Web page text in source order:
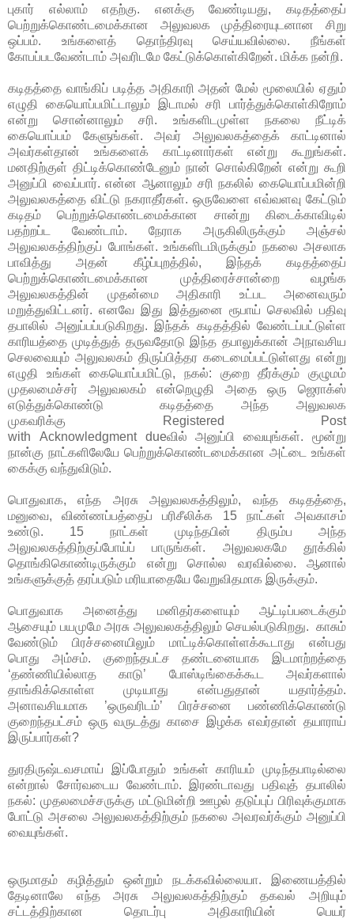
புகார் எல்லாம் எதற்கு. எனக்கு வேண்டியது, கடிதத்தைப்
பெற்றுக்கொண்டமைக்கான அலுவலக முத்திரையுடனான சிறு
ஒப்பம். உங்களைத் தொந்திரவு செய்யவில்லை. நீங்கள்
கோபப்படவேண்டாம் அவரிடமே கேட்டுக்கொள்கிறேன். மிக்க நன்றி.
கடிதத்தை வாங்கிப் படித்த அதிகாரி அதன் மேல் மூலையில் ஏதும்
எழுதி கையொப்பமிட்டாலும் இடாமல் சரி பார்த்துக்கொள்கிறோம்
என்று சொன்னாலும் சரி. உங்களிடமுள்ள நகலை நீட்டிக்
கையொப்பம் கேளுங்கள். அவர் அலுவலகத்தைக் காட்டினால்
அவர்கள்தான் உங்களைக் காட்டினார்கள் என்று கூறுங்கள்.
மனதிற்குள் திட்டிக்கொண்டேனும் நான் சொல்கிறேன் என்று கூறி
அனுப்பி வைப்பார். என்ன ஆனாலும் சரி நகலில் கையொப்பமின்றி
அலுவலகத்தை விட்டு நகராதீர்கள். ஒருவேளை எவ்வளவு கேட்டும்
கடிதம் பெற்றுக்கொண்டமைக்கான சான்று கிடைக்காவிடில்
பதற்றப்ட வேண்டாம். நேராக அருகிலிருக்கும் அஞ்சல்
அலுவலகத்திற்குப் போங்கள். உங்களிடமிருக்கும் நகலை அசலாக
பாவித்து அதன் கீழ்ப்புறத்தில், இந்தக் கடிதத்தைப்
பெற்றுக்கொண்டமைக்கான முத்திரைச்சான்றை வழங்க
அலுவலகத்தின் முதன்மை அதிகாரி உட்பட அனைவரும்
மறுத்துவிட்டனர். எனவே இது இத்துனை ரூபாய் செலவில் பதிவு
தபாலில் அனுப்பப்படுகிறது. இந்தக் கடிதத்தில் வேண்டப்பட்டுள்ள
காரியத்தை முடித்துத் தருவதோடு இந்த தபாலுக்கான் அநாவசிய
செலவையும் அலுவலகம் திருப்பித்தர கடைமைப்பட்டுள்ளது என்று
எழுதி உங்கள் கையொப்பமிட்டு, நகல்: குறை தீர்க்கும் குழுமம்
முதலமைச்சர் அலுவலகம் என்றெழுதி அதை ஒரு ஜெராக்ஸ்
எடுத்துக்கொண்டு கடிதத்தை அந்த அலுவலக
முகவரிக்கு Registered Post
with Acknowledgment dueவில் அனுப்பி வையுங்கள். மூன்று
நான்கு நாட்களிலேயே பெற்றுக்கொண்டமைக்கான அட்டை உங்கள்
கைக்கு வந்துவிடும்.
பொதுவாக, எந்த அரசு அலுவலகத்திலும், வந்த கடிதத்தை,
மனுவை, விண்ணப்பத்தைப் பரிசீலிக்க 15 நாட்கள் அவகாசம்
உண்டு. 15 நாட்கள் முடிந்தபின் திரும்ப அந்த
அலுவலகத்திற்குப்போய்ப் பாருங்கள். அலுவலகமே தூக்கில்
தொங்கிகொண்டிருக்கும் என்று சொல்ல வரவில்லை. ஆனால்
உங்களுக்குத் தரப்படும் மரியாதையே வேறுவிதமாக இருக்கும்.
பொதுவாக அனைத்து மனிதர்களையும் ஆட்டிப்படைக்கும்
ஆசையும் பயமுமே அரசு அலுவலகத்திலும் செயல்படுகிறது. காசும்
வேண்டும் பிரச்சனையிலும் மாட்டிக்கொள்ளக்கூடாது என்பது
பொது அம்சம். குறைந்தபட்ச தண்டனையாக இடமாற்றத்தை
‘தண்ணியில்லாத காடு’ போஸ்டிங்கைக்கூட அவர்களால்
தாங்கிக்கொள்ள முடியாது என்பதுதான் யதார்த்தம்.
அனாவசியமாக ’ஒருவரிடம்’ பிரச்சனை பண்ணிக்கொண்டு
குறைந்தபட்சம் ஒரு வருடத்து காசை இழக்க எவர்தான் தயாராய்
இருப்பார்கள்?
துரதிருஷ்டவசமாய் இப்போதும் உங்கள் காரியம் முடிந்தபாடில்லை
என்றால் சோர்வடைய வேண்டாம். இரண்டாவது பதிவுத் தபாலில்
நகல்: முதலமைச்சருக்கு மட்டுமின்றி ஊழல் தடுப்புப் பிரிவுக்குமாக
போட்டு அசலை அலுவலகத்திற்கும் நகலை அவரவர்க்கும் அனுப்பி
வையுங்கள்.
ஒருமாதம் கழித்தும் ஒன்றும் நடக்கவில்லையா. இணையத்தில்
தேடினாலே எந்த அரசு அலுவலகத்திற்கும் தகவல் அறியும்
சட்டத்திற்கான தொடர்பு அதிகாரியின் பெயர்